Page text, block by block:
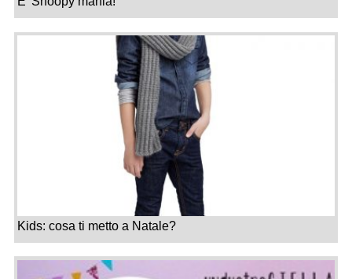
Kids: cosa ti metto a Natale?